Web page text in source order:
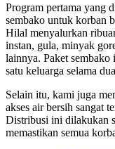
Program pertama yang
sembako untuk korban
Hilal menyalurkan
instan, gula, minyak
lainnya. Paket
satu keluarga selama
Selain itu, kami juga
akses air bersih sangat
Distribusi ini dilakukan
memastikan semua